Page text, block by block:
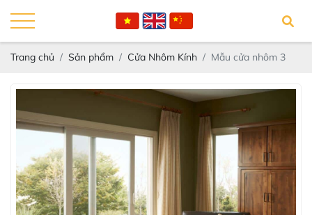
Trang chủ Sản phẩm Cửa Nhôm Kính Mẫu cửa nhôm 3